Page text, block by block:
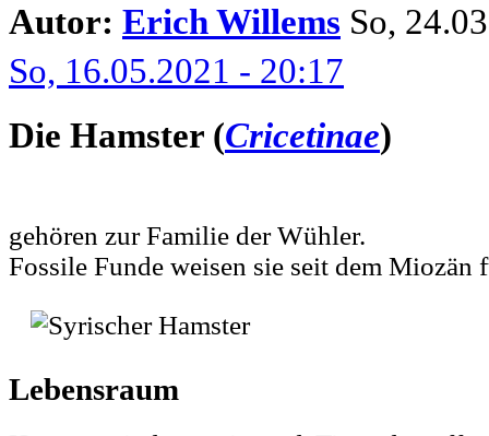
Autor: Erich Willems So,
So, 16.05.2021 - 20:17
Die Hamster (Cricetinae)
gehören zur Familie der Wühler.
Fossile Funde weisen sie seit dem Miozän
Lebensraum